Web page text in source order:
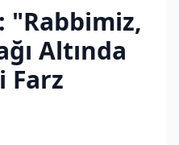
"Rabbimiz,
Altında
Farz